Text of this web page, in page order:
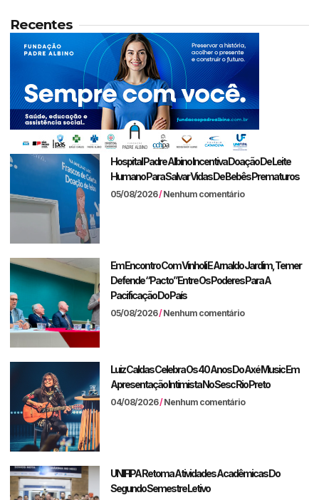
Recentes
Hospital Padre Albino Incentiva Doação De Leite
Humano Para Salvar Vidas De Bebês Prematuros
05/08/2026 Nenhum comentário
Em Encontro Com Vinholi E Arnaldo Jardim, Temer
Defende “pacto” Entre Os Poderes Para A
Pacificação Do País
05/08/2026 Nenhum comentário
Luiz Caldas Celebra Os 40 Anos Do Axé Music Em
Apresentação Intimista No Sesc Rio Preto
04/08/2026 Nenhum comentário
UNIFIPA Retoma Atividades Acadêmicas Do
Segundo Semestre Letivo